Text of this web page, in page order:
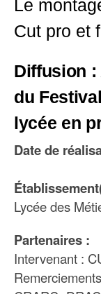
Le
Cut pro et
Diffusion :
du
lycée en
Date de
Lycée des
Partenaires :
Intervenant :